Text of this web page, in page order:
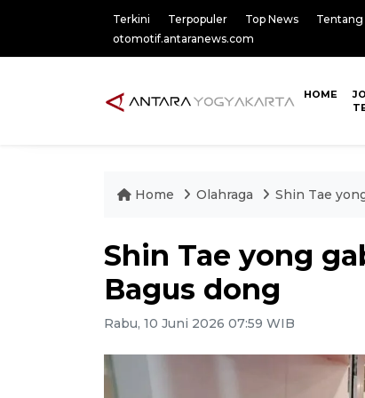
Terkini Terpopuler Top News Tentang
otomotif.antaranews.com
HOME
Home Olahraga Shin Tae
Shin Tae yong
Bagus dong
Rabu, 10 Juni 2026 07:59 WIB